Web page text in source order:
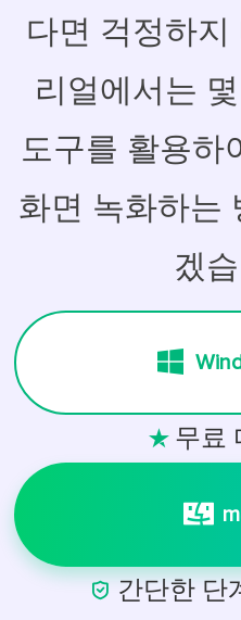
다면 걱정하지
리얼에서는
도구를 활용하
화면 녹화하는
겠
 무료
 간단한 단